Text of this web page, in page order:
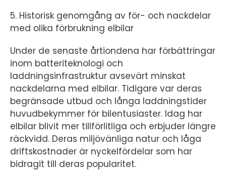
5. Historisk genomgång av för- och nackdelar
med olika förbrukning elbilar
Under de senaste årtiondena har förbättringar
inom batteriteknologi och
laddningsinfrastruktur avsevärt minskat
nackdelarna med elbilar. Tidigare var deras
begränsade utbud och långa laddningstider
huvudbekymmer för bilentusiaster. Idag har
elbilar blivit mer tillförlitliga och erbjuder längre
räckvidd. Deras miljövänliga natur och låga
driftskostnader är nyckelfördelar som har
bidragit till deras popularitet.